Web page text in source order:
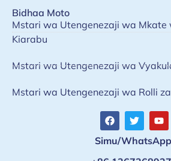
Bidhaa Moto
Mstari wa Utengenezaji wa Mkate
Kiarabu
Mstari wa Utengenezaji wa
Mstari wa Utengenezaji wa Rolli
Simu/